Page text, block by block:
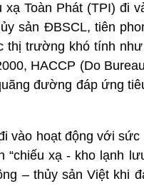
Toàn Phát (TPI) đi
sản ĐBSCL, tiên
trường khó tính
HACCP (Do
đường đáp ứng
vào hoạt động với
xạ - kho lạnh
– thủy sản Việt khi